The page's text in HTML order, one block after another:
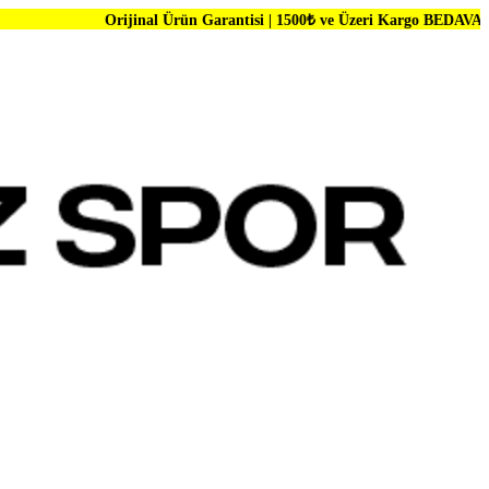
Ürün Garantisi | 1500₺ ve Üzeri Kargo BEDAVA | Dünya